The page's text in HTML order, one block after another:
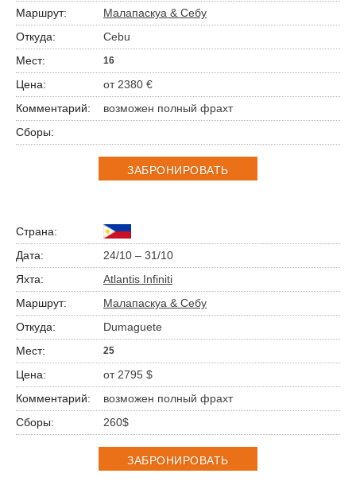
Малапаскуа & Себу
Cebu
16
от 2380 €
возможен полный фрахт
ЗАБРОНИРОВАТЬ
24/10 – 31/10
Atlantis Infiniti
Малапаскуа & Себу
Dumaguete
25
от 2795 $
возможен полный фрахт
260$
ЗАБРОНИРОВАТЬ